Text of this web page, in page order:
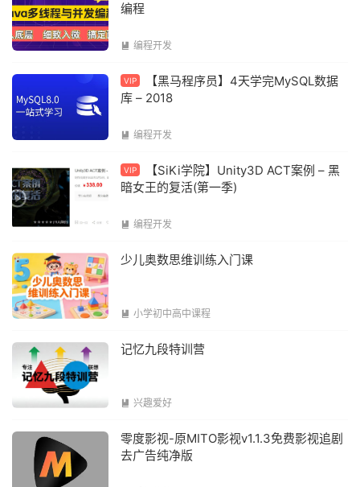
编程
 编程开发
VIP
【黑马程序员】4天学完MySQL数据
库 – 2018
 编程开发
VIP
【SiKi学院】Unity3D ACT案例 – 黑
暗女王的复活(第一季)
 编程开发
少儿奥数思维训练入门课
 小学初中高中课程
记忆九段特训营
 兴趣爱好
零度影视-原MITO影视v1.1.3免费影视追剧
去广告纯净版